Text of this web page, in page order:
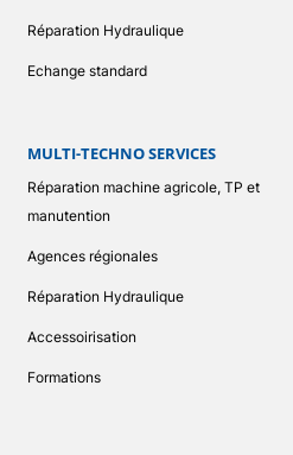
Réparation Hydraulique
Echange standard
MULTI-TECHNO SERVICES
Réparation machine agricole, TP et
manutention
Agences régionales
Réparation Hydraulique
Accessoirisation
Formations